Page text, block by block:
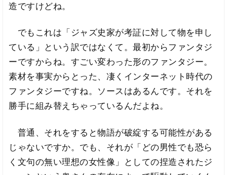
造ですけどね。
でもこれは「ジャズ史家が考証に対して物を申し
ている」という訳ではなくて。最初からファンタジ
ーですからね。すごい変わった形のファンタジー。
素材を事実からとった、凄くインターネット時代の
ファンタジーですね。ソースはあるんです。それを
勝手に組み替えちゃっているんだよね。
普通、それをすると物語が破綻する可能性がある
じゃないですか。でも、それが「どの男性でも恐ら
く文句の無い理想の女性像」としての捏造されたジ